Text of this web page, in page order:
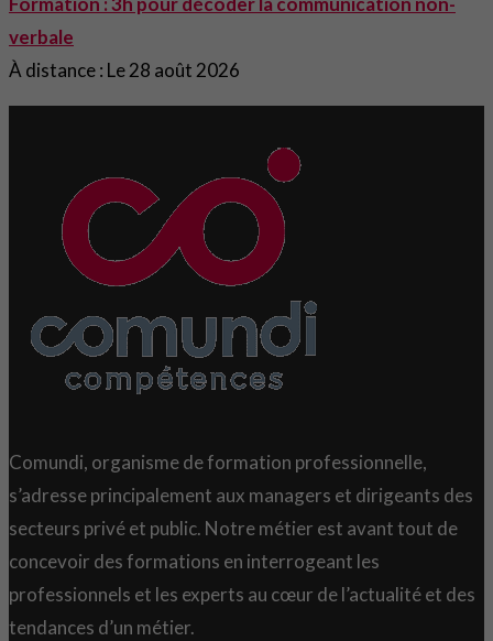
verbale
À distance : Le 28 août 2026
Comundi, organisme de formation professionnelle,
s’adresse principalement aux managers et dirigeants des
secteurs privé et public. Notre métier est avant tout de
concevoir des formations en interrogeant les
professionnels et les experts au cœur de l’actualité et des
tendances d’un métier.